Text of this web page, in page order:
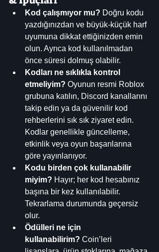
Kod çalışmıyor mu? Doğru kodu
yazdığınızdan ve büyük-küçük harf
uyumuna dikkat ettiğinizden emin
olun. Ayrıca kod kullanılmadan
önce süresi dolmuş olabilir.
Kodları ne sıklıkla kontrol
etmeliyim? Oyunun resmi Roblox
grubuna katılın, Discord kanallarını
takip edin ya da güvenilir kod
rehberlerini sık sık ziyaret edin.
Kodlar genellikle güncelleme,
etkinlik veya oyun başarılarına
göre yayınlanıyor.
Kodu birden çok kullanabilir
miyim? Hayır; her kod hesabınız
başına bir kez kullanılabilir.
Tekrarlama durumunda geçersiz
olur.
Ödülleri ne için
kullanabilirim? Coin’leri